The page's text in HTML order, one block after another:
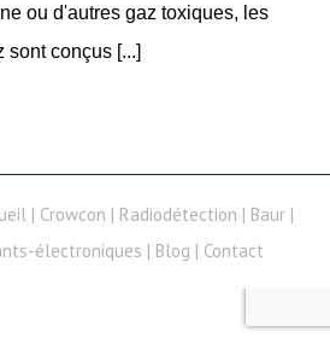
ou d'autres gaz toxiques, les
sont conçus [...]
| Crowcon | Radiodétection | Baur |
électroniques | Blog | Contact